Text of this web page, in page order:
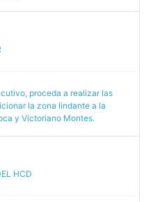
proceda a realizar las
la zona lindante a la
y Victoriano Montes.
HCD